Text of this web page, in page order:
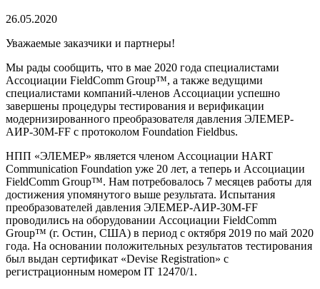
26.05.2020
Уважаемые заказчики и партнеры!
Мы рады сообщить, что в мае 2020 года специалистами
Ассоциации FieldComm Group™, а также ведущими
специалистами компаний-членов Ассоциации успешно
завершены процедуры тестирования и верификации
модернизированного преобразователя давления ЭЛЕМЕР-
АИР-30М-FF c протоколом Foundation Fieldbus.
НПП «ЭЛЕМЕР» является членом Ассоциации HART
Communication Foundation уже 20 лет, а теперь и Ассоциации
FieldComm Group™. Нам потребовалось 7 месяцев работы для
достижения упомянутого выше результата. Испытания
преобразователей давления ЭЛЕМЕР-АИР-30М-FF
проводились на оборудовании Ассоциации FieldComm
Group™ (г. Остин, США) в период c октября 2019 по май 2020
года. На основании положительных результатов тестирования
был выдан сертификат «Devise Registration» с
регистрационным номером IT 12470/1.